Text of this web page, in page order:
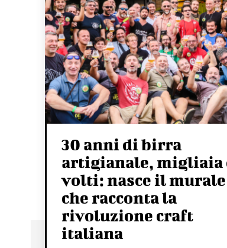
30 anni di birra
artigianale, migliaia
volti: nasce il murale
che racconta la
rivoluzione craft
italiana